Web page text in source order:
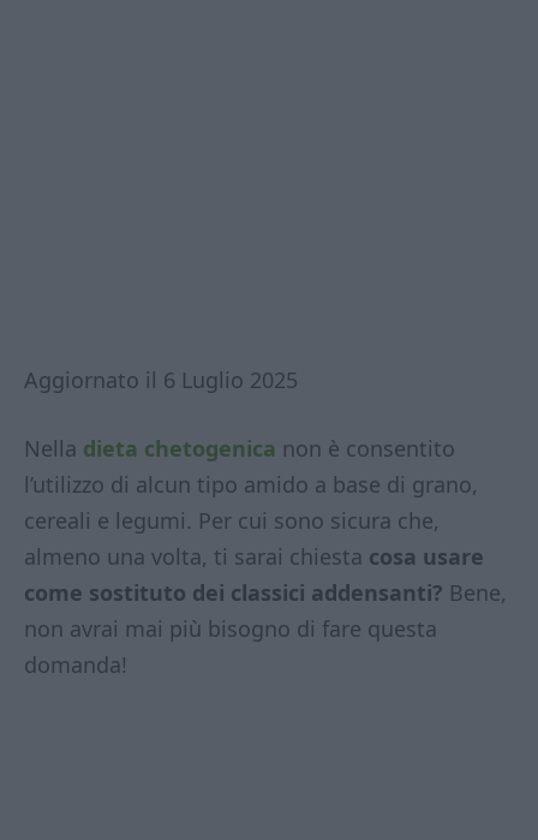
Aggiornato il 6 Luglio 2025
Nella dieta chetogenica non è consentito
l’utilizzo di alcun tipo amido a base di grano,
cereali e legumi. Per cui sono sicura che,
almeno una volta, ti sarai chiesta cosa usare
come sostituto dei classici addensanti? Bene,
non avrai mai più bisogno di fare questa
domanda!